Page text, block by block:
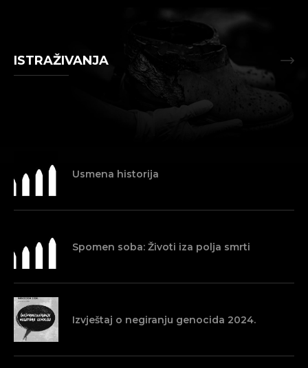
ISTRAŽIVANJA
Usmena historija
Spomen soba: Životi iza polja smrti
Izvještaj o negiranju genocida 2024.